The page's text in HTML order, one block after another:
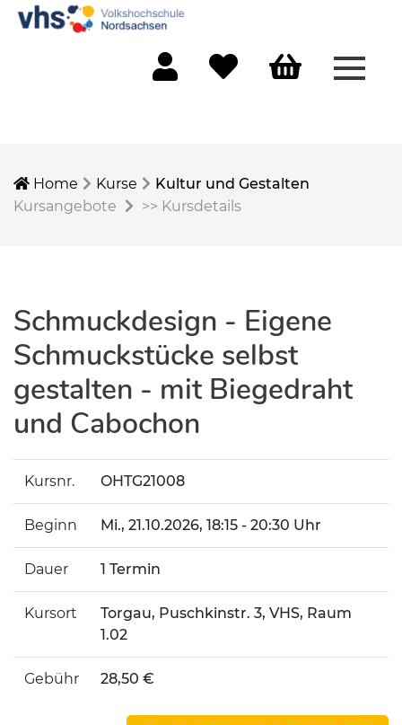
Home Kurse
Kultur und Gestalten
Kursangebote
>> Kursdetails
Schmuckdesign - Eigene
Schmuckstücke selbst
gestalten - mit Biegedraht
und Cabochon
Kursnr. OHTG21008
Beginn Mi., 21.10.2026, 18:15 - 20:30 Uhr
Dauer 1 Termin
Kursort
Torgau, Puschkinstr. 3, VHS, Raum
1.02
Gebühr 28,50 €